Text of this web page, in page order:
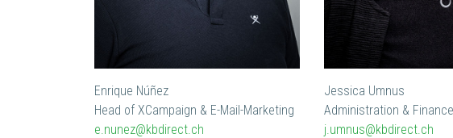
Enrique Núñez
Head of XCampaign & E-Mail-Marketing
e.nunez@kbdirect.ch
Jessica Umnus
Administration & Finance
j.umnus@kbdirect.ch